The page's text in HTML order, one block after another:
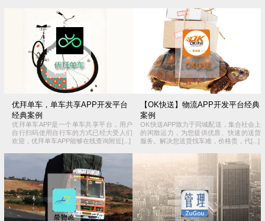
优拜单车，单车共享APP开发平台
经典案例
优拜单车APP是一个单车共享平台，用户
自行扫码使用自行车的方式已经大受人们
欢迎，优拜单车APP能够在线查询附近[...]
【OK快送】物流APP开发平台经典
案例
OK快送APP致力于同城配送，集合社会上
的闲散运力，为您提供优质、快速的送货
服务。解决您送货找车难，价格贵，代[...]